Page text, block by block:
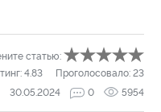
статью:
4.83 Проголосовало:23
30.05.2024
0 5954